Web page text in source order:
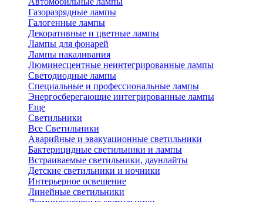
Газоразрядные лампы
Галогенные лампы
Декоративные и цветные лампы
Лампы для фонарей
Лампы накаливания
Люминесцентные неинтегрированные лампы
Светодиодные лампы
Специальные и профессиональные лампы
Энергосберегающие интегрированные лампы
Еще
Светильники
Все Светильники
Аварийные и эвакуационные светильники
Бактерицидные светильники и лампы
Встраиваемые светильники, даунлайты
Детские светильники и ночники
Интерьерное освещение
Линейные светильники